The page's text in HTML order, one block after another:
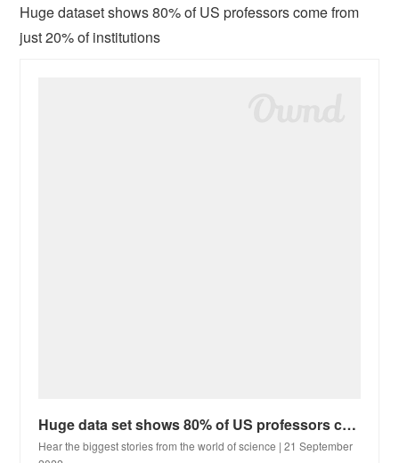
Huge dataset shows 80% of US professors come from
just 20% of institutions
Huge data set shows 80% of US professors come from just 20% of institutions
Hear the biggest stories from the world of science | 21 September